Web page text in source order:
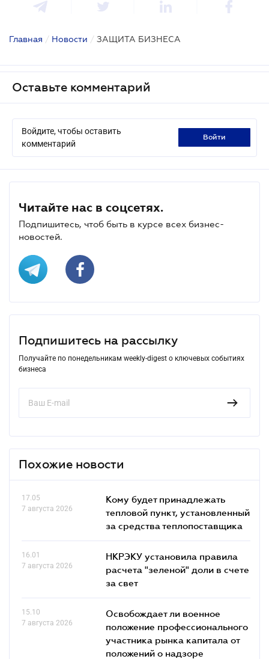
Главная / Новости / ЗАЩИТА БИЗНЕСА
Оставьте комментарий
Войдите, чтобы оставить
комментарий
войти
Читайте нас в соцсетях.
Подпишитесь, чтоб быть в курсе всех бизнес-
новостей.
Подпишитесь на рассылку
Получайте по понедельникам weekly-digest о ключевых событиях
бизнеса
Похожие новости
17.05
7 августа 2026
Кому будет принадлежать
тепловой пункт, установленный
за средства теплопоставщика
16.01
7 августа 2026
НКРЭКУ установила правила
расчета "зеленой" доли в счете
за свет
15.10
7 августа 2026
Освобождает ли военное
положение профессионального
участника рынка капитала от
положений о надзоре